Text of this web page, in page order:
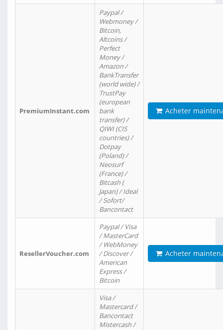
PremiumInstant.com
Paypal /
Webmoney /
Bitcoin,
Altcoins /
Perfect
Money /
Amazon /
BankTransfer
(world wide) /
TrustPay
(european
bank
transfer) /
QIWI (CIS
countries) /
Dotpay
(Poland) /
Neosurf
(France) /
Bitcash (
Japan) / Ideal
/ Sofort/
Bancontact
Acheter
ResellerVoucher.com
Paypal / Visa
/ MasterCard
/ WebMoney
/ Discover /
American
Express /
Bitcoin
Acheter
Visa /
Mastercard /
Bancontact
Mistercash /